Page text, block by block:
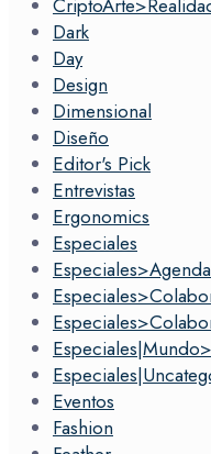
Dark
Day
Design
Dimensional
Diseño
Editor's Pick
Entrevistas
Ergonomics
Especiales
Especiales>Agenda
Eventos
Fashion